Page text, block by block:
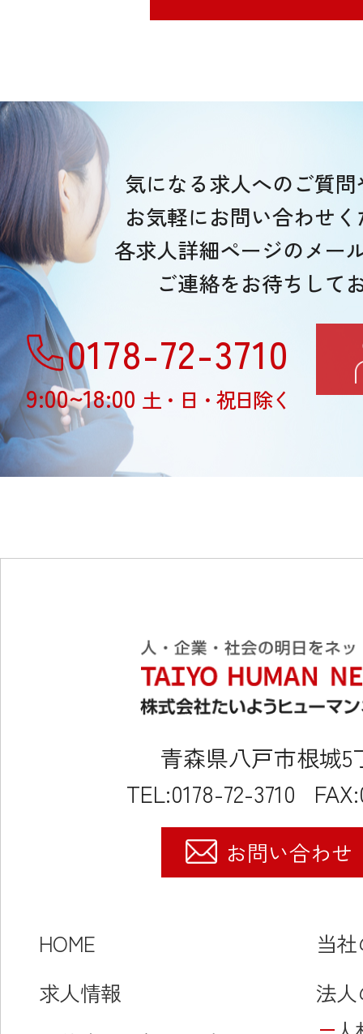
気になる求人へのご質
お気軽にお問い合わせ
各求人詳細ページのメー
ご連絡をお待ちして
0178-72-3710
9:00~18:00 土・日・祝日除く
青森県八戸市根城5
TEL:0178-72-3710
お問い合わせ
HOME
求人情報
当
法